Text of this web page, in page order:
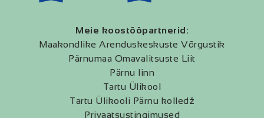
Meie koostööpartnerid:
Maakondlike Arenduskeskuste Võrgustik
Pärnumaa Omavalitsuste Liit
Pärnu linn
Tartu Ülikool
Tartu Ülikooli Pärnu kolledž
Privaatsustingimused